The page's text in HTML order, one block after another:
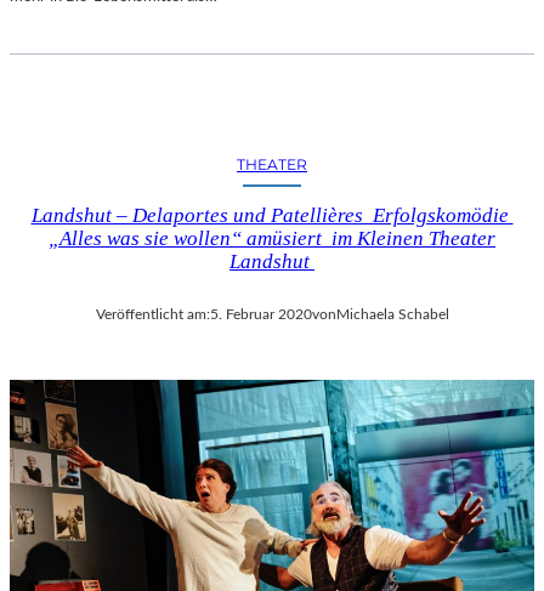
THEATER
Landshut – Delaportes und Patellières Erfolgskomödie
„Alles was sie wollen“ amüsiert im Kleinen Theater
Landshut
Veröffentlicht am:5. Februar 2020von Michaela Schabel